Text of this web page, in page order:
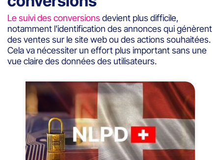
Le suivi des conversions devient plus difficile,
notamment l'identification des annonces qui génèrent
des ventes sur le site web ou des actions souhaitées.
Cela va nécessiter un effort plus important sans une
vue claire des données des utilisateurs.